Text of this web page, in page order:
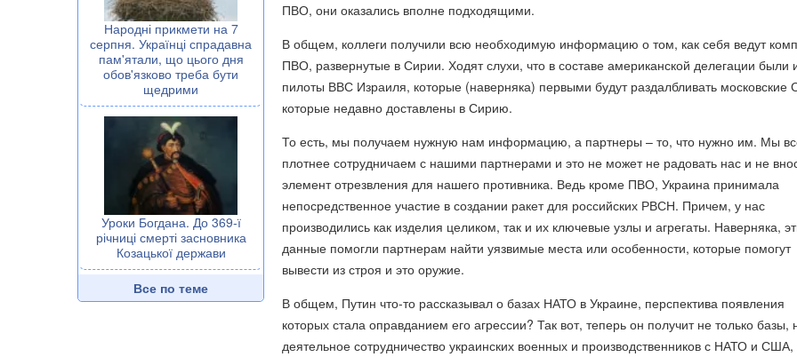
Народні прикмети на 7
серпня. Українці спрадавна
пам'ятали, що цього дня
обов'язково треба бути
щедрими
Уроки Богдана. До 369-ї
річниці смерті засновника
Козацької держави
Все по теме
ПВО, они оказались вполне подходящими.
В общем, коллеги получили всю необходимую информацию о том, как себя ведут
ПВО, развернутые в Сирии. Ходят слухи, что в составе американской делегации были
пилоты ВВС Израиля, которые (наверняка) первыми будут раздалбливать московские
которые недавно доставлены в Сирию.
То есть, мы получаем нужную нам информацию, а партнеры – то, что нужно им. Мы
плотнее сотрудничаем с нашими партнерами и это не может не радовать нас и не
элемент отрезвления для нашего противника. Ведь кроме ПВО, Украина принимала
непосредственное участие в создании ракет для российских РВСН. Причем, у нас
производились как изделия целиком, так и их ключевые узлы и агрегаты. Наверняка,
данные помогли партнерам найти уязвимые места или особенности, которые помогут
вывести из строя и это оружие.
В общем, Путин что-то рассказывал о базах НАТО в Украине, перспектива появления
которых стала оправданием его агрессии? Так вот, теперь он получит не только базы,
деятельное сотрудничество украинских военных и производственников с НАТО и США,